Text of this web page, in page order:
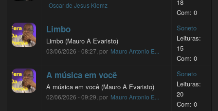
Oscar de Jesus Klemz
18
Com: 0
Limbo
Limbo (Mauro A Evaristo)
03/06/2026 - 08:27, por Mauro Antonio E...
Soneto
Leituras:
15
Com: 0
A música em você
A música em você (Mauro A Evaristo)
02/06/2026 - 09:29, por Mauro Antonio E...
Soneto
Leituras:
20
Com: 0